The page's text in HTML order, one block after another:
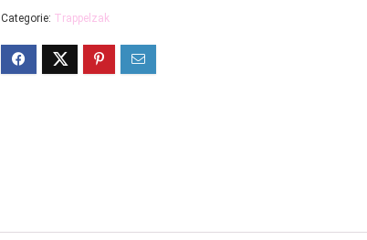
Categorie: Trappelzak